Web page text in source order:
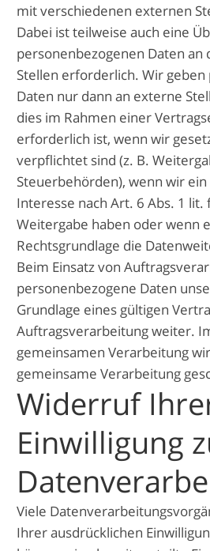
mit verschiedenen externen
Dabei ist teilweise auch eine
personenbezogenen Daten an
Stellen erforderlich. Wir
Daten nur dann an externe
dies im Rahmen einer
erforderlich ist, wenn wir
verpflichtet sind (z. B.
Steuerbehörden), wenn wir
Interesse nach Art. 6 Abs. 1 lit.
Weitergabe haben oder wenn
Rechtsgrundlage die
Beim Einsatz von
personenbezogene Daten
Grundlage eines gültigen
Auftragsverarbeitung weiter.
gemeinsamen Verarbeitung
gemeinsame Verarbeitung
Widerruf
Einwilligung
Viele
Ihrer ausdrücklichen